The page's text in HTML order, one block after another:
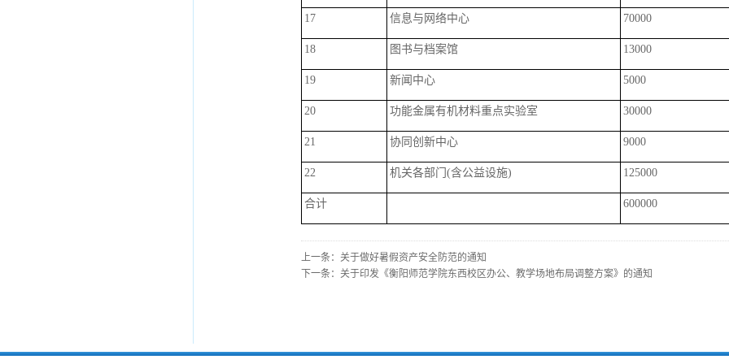
17 信息与网络中心 70000
18 图书与档案馆 13000
19 新闻中心 5000
20 功能金属有机材料重点实验室 30000
21 协同创新中心 9000
22 机关各部门(含公益设施) 125000
合计 600000
上一条： 关于做好暑假资产安全防范的通知
下一条： 关于印发《衡阳师范学院东西校区办公、教学场地布局调整方案》的通知